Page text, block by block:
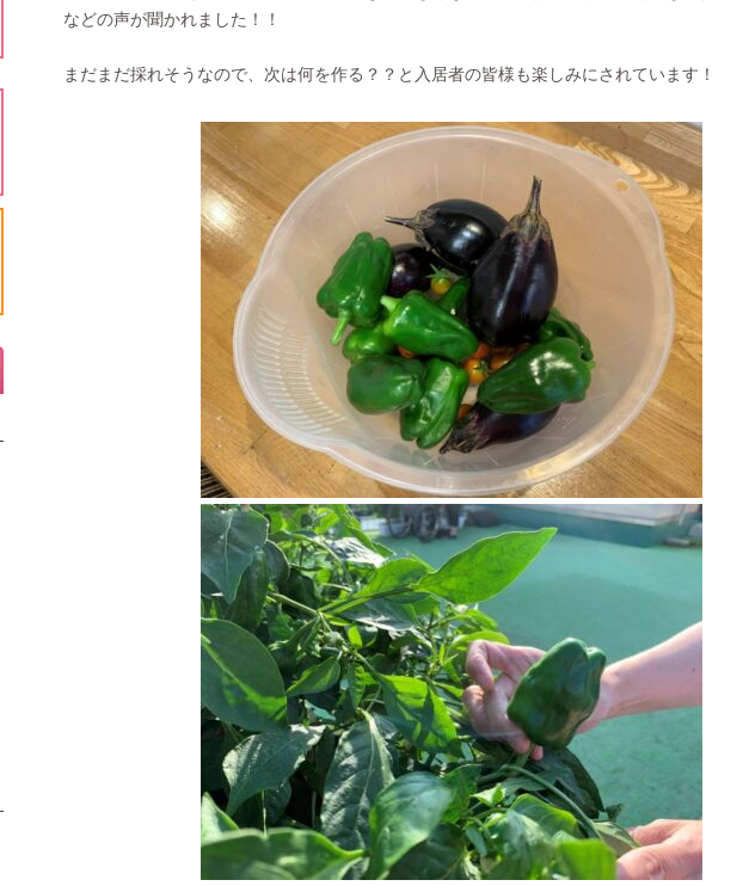
などの声が聞かれました！！
まだまだ採れそうなので、次は何を作る？？と入居者の皆様も楽しみにされています！